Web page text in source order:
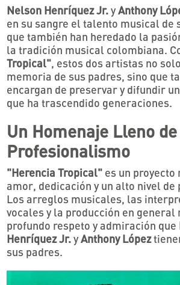
Nelson Henríquez Jr.yAnthony
en su sangre el talento musical de
que también han heredado la
la tradición musical colombiana.
Tropical", estos dos artistas no
memoria de sus padres, sino que
encargan de preservar y difundir
que ha trascendido generaciones.
Un Homenaje Lleno
Profesionalismo
"Herencia Tropical" es un proyecto
amor, dedicación y un alto nivel
Los arreglos musicales, las
vocales y la producción en general
profundo respeto y admiración que
Henríquez Jr.yAnthony López
sus padres.